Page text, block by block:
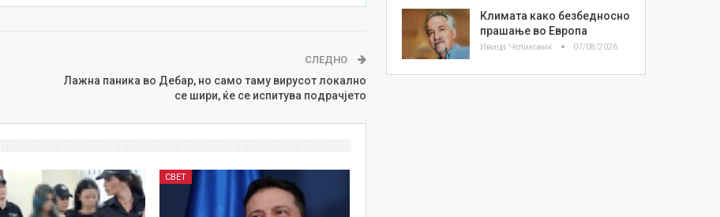
СЛЕДНО
Лажна паника во Дебар, но само таму вирусот локално
се шири, ќе се испитува подрачјето
СВЕТ
Климата како безбедносно
прашање во Европа
Ивица Челиковиќ 07/08/2026